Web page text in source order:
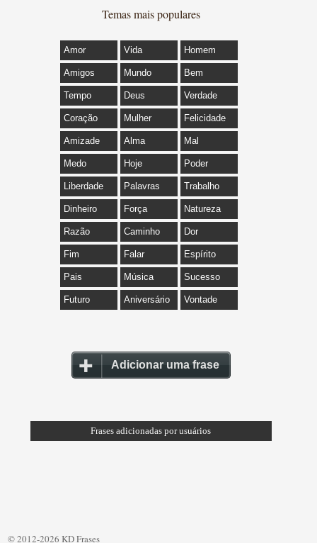
Temas mais populares
Amor Vida Homem
Amigos Mundo Bem
Tempo Deus Verdade
Coração Mulher Felicidade
Amizade Alma Mal
Medo Hoje Poder
Liberdade Palavras Trabalho
Dinheiro Força Natureza
Razão Caminho Dor
Fim Falar Espírito
Pais Música Sucesso
Futuro Aniversário Vontade
Adicionar uma frase
Frases adicionadas por usuários
© 2012-2026 KD Frases